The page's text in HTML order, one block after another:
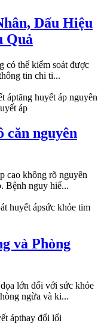
Dấu Hiệu
Quả
có thể kiểm soát được
tin chi ti...
áptăng huyết áp nguyên
áp
căn nguyên
cao không rõ nguyên
Bệnh nguy hiể...
huyết ápsức khỏe tim
và Phòng
lớn đối với sức khỏe
ngừa và ki...
ápthay đổi lối